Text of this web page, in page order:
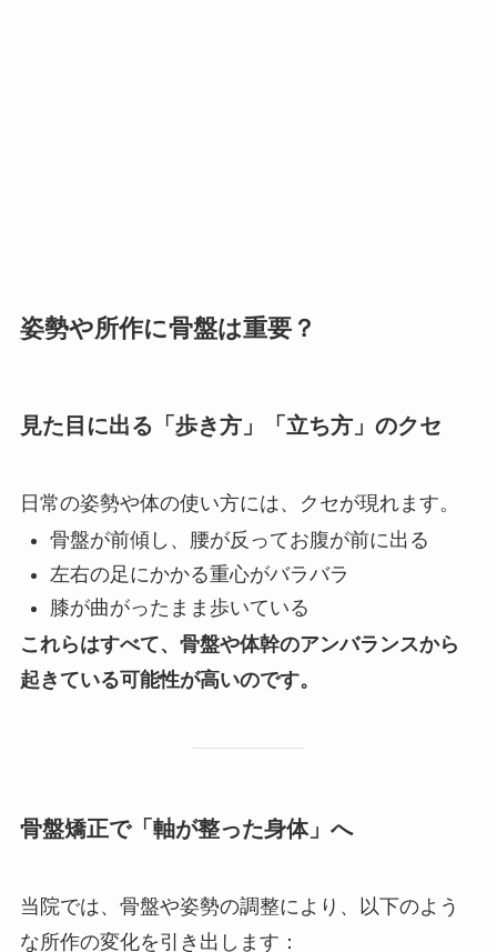
姿勢や所作に骨盤は重要？
見た目に出る「歩き方」「立ち方」のクセ
日常の姿勢や体の使い方には、クセが現れます。
骨盤が前傾し、腰が反ってお腹が前に出る
左右の足にかかる重心がバラバラ
膝が曲がったまま歩いている
これらはすべて、骨盤や体幹のアンバランスから
起きている可能性が高いのです。
骨盤矯正で「軸が整った身体」へ
当院では、骨盤や姿勢の調整により、以下のよう
な所作の変化を引き出します：